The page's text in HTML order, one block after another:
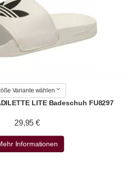
Variante wählen
LITE Badeschuh FU8297
29,95 €
Informationen